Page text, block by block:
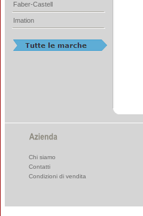
Faber-Castell
Imation
Chi siamo
Contatti
Condizioni di vendita